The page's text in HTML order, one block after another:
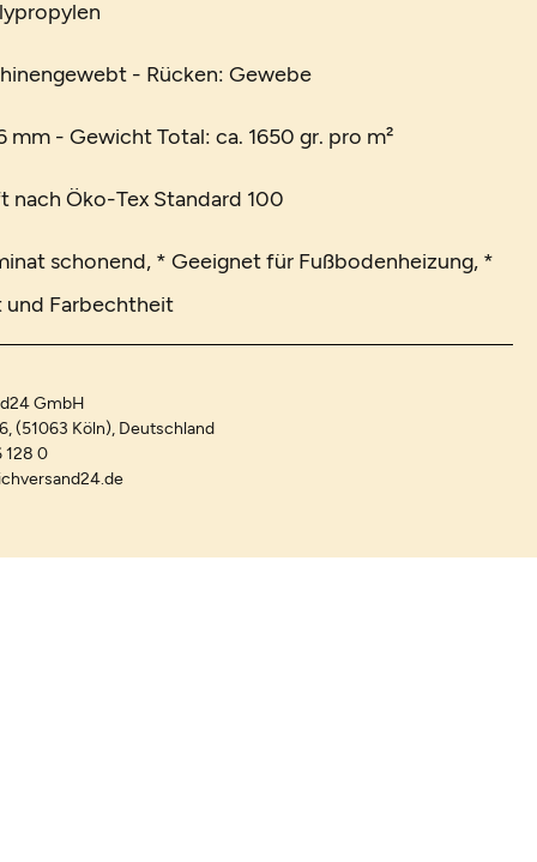
- Rücken: Gewebe
mm - Gewicht Total: ca. 1650 gr. pro m²
Öko-Tex Standard 100
schonend, * Geeignet für Fußbodenheizung, *
und Farbechtheit
GmbH
(51063 Köln), Deutschland
128 0